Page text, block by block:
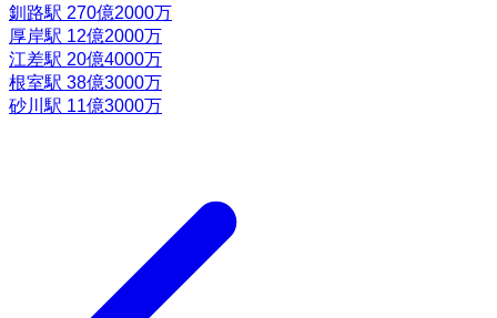
釧路駅 270億2000万
厚岸駅 12億2000万
江差駅 20億4000万
根室駅 38億3000万
砂川駅 11億3000万